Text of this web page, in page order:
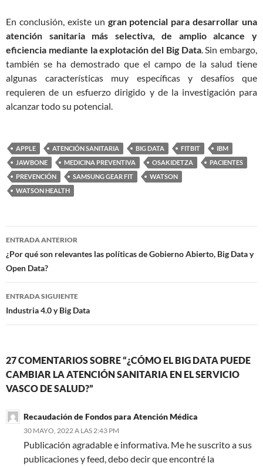
En conclusión, existe un gran potencial para desarrollar una
atención sanitaria más selectiva, de amplio alcance y
eficiencia mediante la explotación del Big Data. Sin embargo,
también se ha demostrado que el campo de la salud tiene
algunas características muy específicas y desafíos que
requieren de un esfuerzo dirigido y de la investigación para
alcanzar todo su potencial.
APPLE ATENCIÓN SANITARIA BIG DATA FITBIT
IBM
JAWBONE
MEDICINA PREVENTIVA OSAKIDETZA
PACIENTES
PREVENCIÓN
SAMSUNG GEAR FIT
WATSON
WATSON HEALTH
Navegación
de
entradas
ENTRADA ANTERIOR
¿Por qué son relevantes las políticas de Gobierno Abierto, Big Data y
Open Data?
ENTRADA SIGUIENTE
Industria 4.0 y Big Data
27 COMENTARIOS SOBRE “¿CÓMO EL BIG DATA PUEDE
CAMBIAR LA ATENCIÓN SANITARIA EN EL SERVICIO
VASCO DE SALUD?”
Recaudación de Fondos para Atención Médica
30 MAYO, 2022 A LAS 2:43 PM
Publicación agradable e informativa. Me he suscrito a sus
publicaciones y feed, debo decir que encontré la